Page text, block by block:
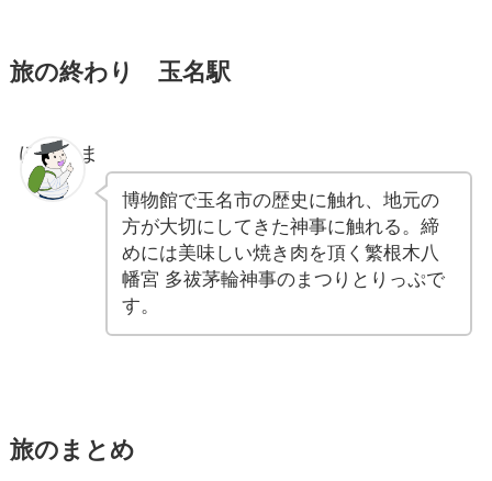
旅の終わり 玉名駅
ぽちゃま
博物館で玉名市の歴史に触れ、地元の
方が大切にしてきた神事に触れる。締
めには美味しい焼き肉を頂く繁根木八
幡宮 多祓茅輪神事のまつりとりっぷで
す。
旅のまとめ